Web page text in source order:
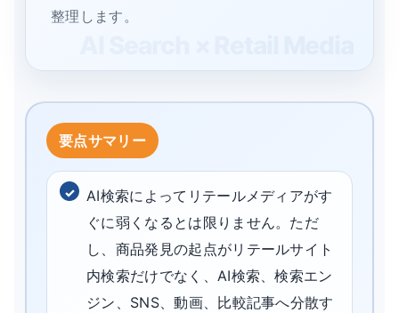
整理します。
AI検索によってリテールメディアがす
ぐに弱くなるとは限りません。ただ
し、商品発見の起点がリテールサイト
内検索だけでなく、AI検索、検索エン
ジン、SNS、動画、比較記事へ分散す